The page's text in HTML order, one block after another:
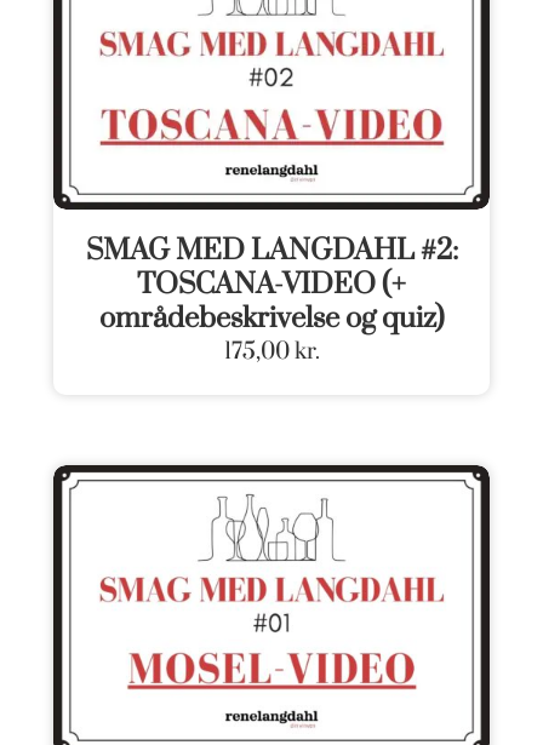
SMAG MED LANGDAHL #2:
TOSCANA-VIDEO (+
områdebeskrivelse og quiz)
175,00kr.